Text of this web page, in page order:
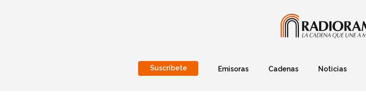
Suscríbete Emisoras Cadenas Noticias